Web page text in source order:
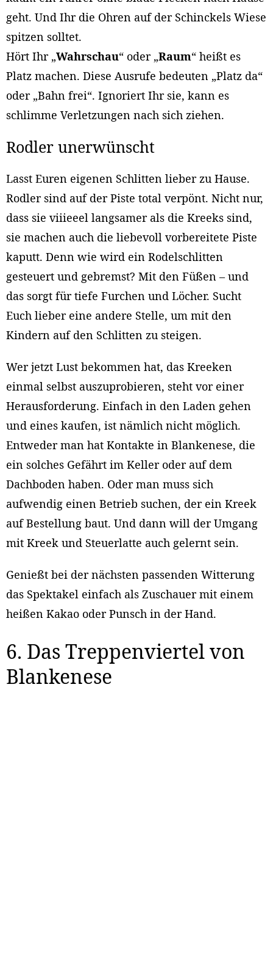
geht. Und Ihr die Ohren auf der Schinckels Wiese
spitzen solltet.
Hört Ihr „Wahrschau“ oder „Raum“ heißt es
Platz machen. Diese Ausrufe bedeuten „Platz da“
oder „Bahn frei“. Ignoriert Ihr sie, kann es
schlimme Verletzungen nach sich ziehen.
Rodler unerwünscht
Lasst Euren eigenen Schlitten lieber zu Hause.
Rodler sind auf der Piste total verpönt. Nicht nur,
dass sie viiieeel langsamer als die Kreeks sind,
sie machen auch die liebevoll vorbereitete Piste
kaputt. Denn wie wird ein Rodelschlitten
gesteuert und gebremst? Mit den Füßen – und
das sorgt für tiefe Furchen und Löcher. Sucht
Euch lieber eine andere Stelle, um mit den
Kindern auf den Schlitten zu steigen.
Wer jetzt Lust bekommen hat, das Kreeken
einmal selbst auszuprobieren, steht vor einer
Herausforderung. Einfach in den Laden gehen
und eines kaufen, ist nämlich nicht möglich.
Entweder man hat Kontakte in Blankenese, die
ein solches Gefährt im Keller oder auf dem
Dachboden haben. Oder man muss sich
aufwendig einen Betrieb suchen, der ein Kreek
auf Bestellung baut. Und dann will der Umgang
mit Kreek und Steuerlatte auch gelernt sein.
Genießt bei der nächsten passenden Witterung
das Spektakel einfach als Zuschauer mit einem
heißen Kakao oder Punsch in der Hand.
6. Das Treppenviertel von
Blankenese